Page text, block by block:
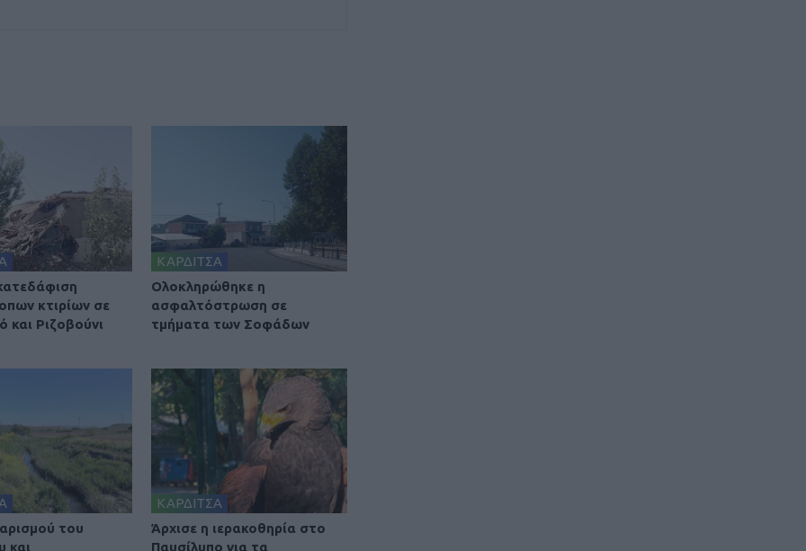
κτιρίων σε
και Ριζοβούνι
ΚΑΡΔΙΤΣΑ
Ολοκληρώθηκε η
ασφαλτόστρωση σε
τμήματα των Σοφάδων
του
και
ΚΑΡΔΙΤΣΑ
Άρχισε η ιερακοθηρία στο
Παυσίλυπο για τα